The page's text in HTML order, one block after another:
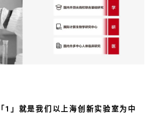
「1」 就是我们以上海创新实验室为中